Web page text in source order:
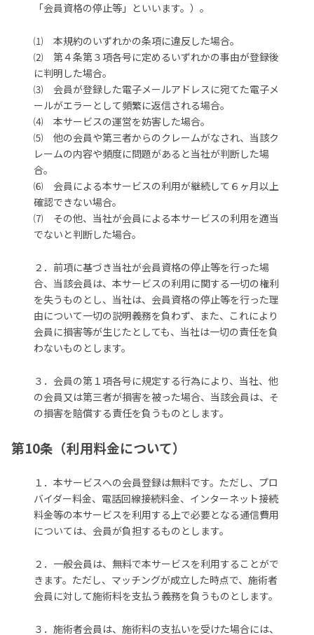
「会員資格の停止等」といいます。）。
⑴ 本規約のいずれかの条項に違反した場合。
⑵ 第４条第３項各号に定めるいずれかの事由が登録後
に判明した場合。
⑶ 会員が登録した電子メールアドレスに宛てた電子メ
ールがエラーとして頻繁に返信される場合。
⑷ 本サービスの運営を妨害した場合。
⑸ 他の会員や第三者からのクレームがなされ、当該ク
レームの内容や頻度に問題があると当社が判断した場
合。
⑹ 会員による本サービスの利用が継続して６ヶ月以上
確認できない場合。
⑺ その他、当社が会員による本サービスの利用を適当
でないと判断した場合。
２．前項に基づき当社が会員資格の停止等を行った場
合、当該会員は、本サービスの利用に関する一切の権利
を失うものとし、当社は、会員資格の停止等を行った理
由について一切の説明義務を負わず、また、これにより
会員に損害等が生じたとしても、当社は一切の責任を負
わないものとします。
３．会員の第１項各号に規定する行為により、当社、他
の会員又は第三者が損害を被った場合、当該会員は、そ
の損害を賠償する責任を負うものとします。
第10条（利用料金について）
１．本サービスへの会員登録は無料です。ただし、プロ
バイダー料金、電話回線接続料金、インターネット接続
料金等の本サービスを利用する上で必要となる通信費用
については、会員が負担するものとします。
２．一般会員は、無料で本サービスを利用することがで
きます。ただし、マッチングが成立した時点で、施術者
会員に対して施術料を支払う義務を負うものとします。
３．施術者会員は、施術料の支払いを受けた場合には、